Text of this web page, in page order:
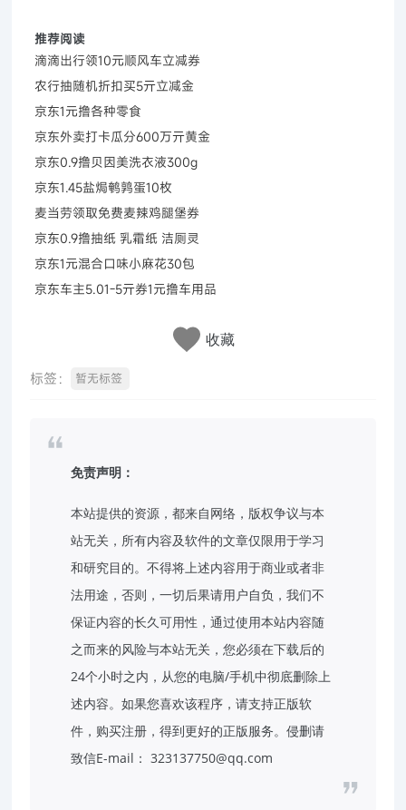
推荐阅读
滴滴出行领10元顺风车立减券
农行抽随机折扣买5亓立减金
京东1元撸各种零食
京东外卖打卡瓜分600万亓黄金
京东0.9撸贝因美洗衣液300g
京东1.45盐焗鹌鹑蛋10枚
麦当劳领取免费麦辣鸡腿堡券
京东0.9撸抽纸 乳霜纸 洁厕灵
京东1元混合口味小麻花30包
京东车主5.01-5亓券1元撸车用品
收藏
标签： 暂无标签
免责声明：
本站提供的资源，都来自网络，版权争议与本
站无关，所有内容及软件的文章仅限用于学习
和研究目的。不得将上述内容用于商业或者非
法用途，否则，一切后果请用户自负，我们不
保证内容的长久可用性，通过使用本站内容随
之而来的风险与本站无关，您必须在下载后的
24个小时之内，从您的电脑/手机中彻底删除上
述内容。如果您喜欢该程序，请支持正版软
件，购买注册，得到更好的正版服务。侵删请
致信E-mail： 323137750@qq.com